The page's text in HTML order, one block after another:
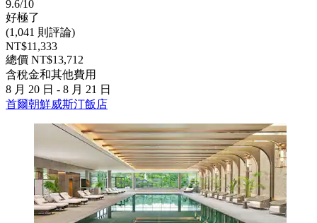
9.6/10
好極了
(1,041 則評論)
NT$11,333
總價 NT$13,712
含稅金和其他費用
8 月 20 日 - 8 月 21 日
首爾朝鮮威斯汀飯店